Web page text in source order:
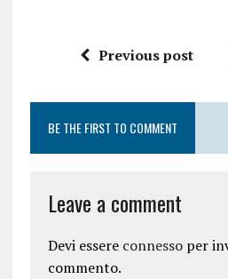
Previous post
BE THE FIRST TO COMMENT
Leave a comment
Devi essere connessoper
commento.